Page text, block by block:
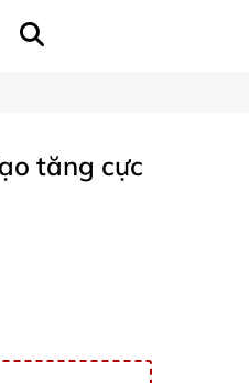
tăng cực